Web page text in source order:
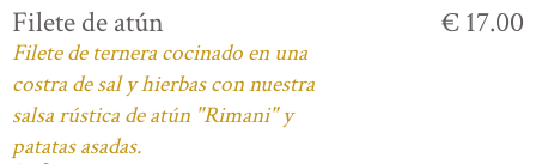
Filete de atún
Filete de ternera cocinado en una
costra de sal y hierbas con nuestra
salsa rústica de atún "Rimani" y
patatas asadas.
€ 17.00